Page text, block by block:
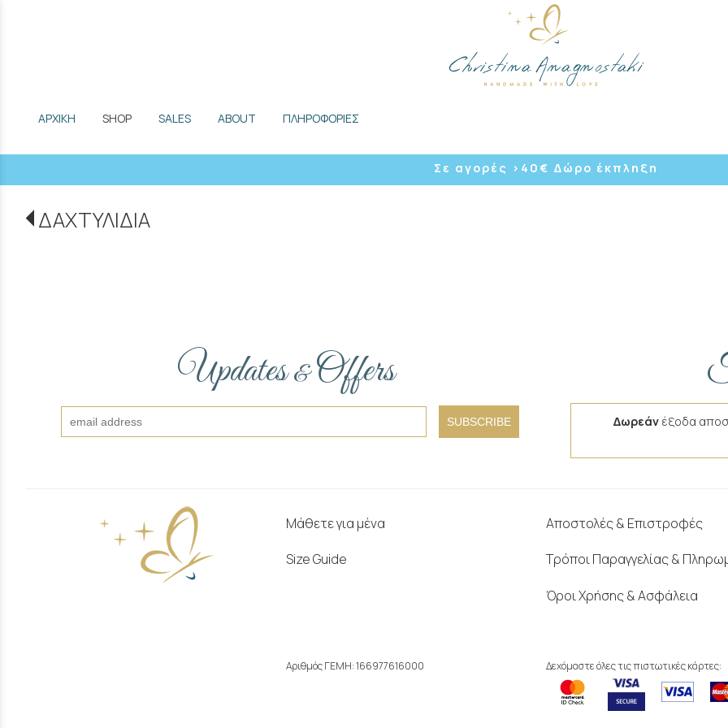
ΑΡΧΙΚΗ SHOP SALES ABOUT ΠΛΗΡΟΦΟΡΙΕΣ
Σε αγορές >40 € Δώρο έκπληξη
ΔΑΧΤΥΛΙΔΙΑ
Updates&Offers
SUBSCRIBE Δωρεάν έξοδα
Μάθετε για μένα
Size Guide
Αποστολές & Επιστροφές
Τρόποι Παραγγελίας &
Όροι Χρήσης & Ασφάλεια
Αριθμός ΓΕΜΗ: 166977616000 Δεχόμαστε όλες τις πιστωτικές κάρτες: